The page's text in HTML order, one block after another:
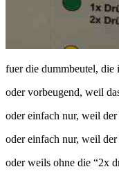
fuer die dummbeutel, die
oder vorbeugend, weil
oder einfach nur, weil
oder einfach nur, weil
oder weils ohne die “2x